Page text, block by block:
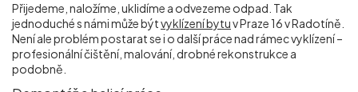
Přijedeme, naložíme, uklidíme a odvezeme odpad. Tak
jednoduché s námi může býtvyklízení bytuv Praze 16 v Radotíně.
Není ale problém postarat se i o další práce nad rámec vyklízení –
profesionální čištění, malování, drobné rekonstrukce a
podobně.